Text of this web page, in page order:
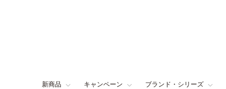
新商品 キャンペーン ブランド・シリーズ